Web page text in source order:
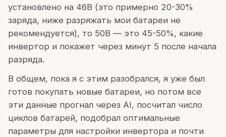
установлено на 46В (это примерно 20-30%
заряда, ниже разряжать мои батареи не
рекомендуется), то 50В — это 45-50%, какие
инвертор и покажет через минут 5 после начала
разряда.
В общем, пока я с этим разобрался, я уже был
готов покупать новые батареи, но потом все
эти данные прогнал через AI, посчитал число
циклов батарей, подобрал оптимальные
параметры для настройки инвертора и почти